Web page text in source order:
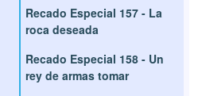
Recado Especial 157 - La
roca deseada
Recado Especial 158 - Un
rey de armas tomar